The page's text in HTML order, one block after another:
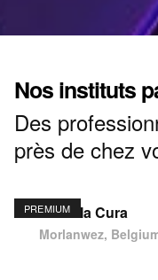
Nos instituts
Des
près de chez
PREMIUM Ma Cura
Morlanwez,